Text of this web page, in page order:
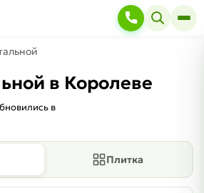
в Королеве
в
Плитка